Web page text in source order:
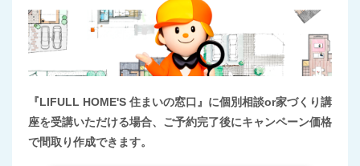
『LIFULL HOME'S 住まいの窓口』に個別相談or家づくり講
座を受講いただける場合、ご予約完了後にキャンペーン価格
で間取り作成できます。